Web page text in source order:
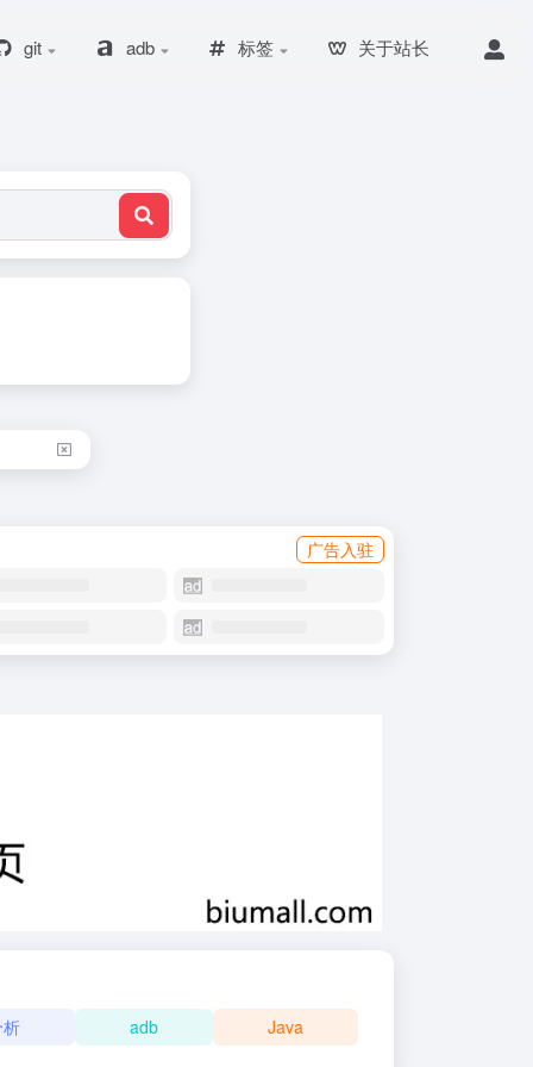
git adb 标签 关于站长
广告入驻
adb Java